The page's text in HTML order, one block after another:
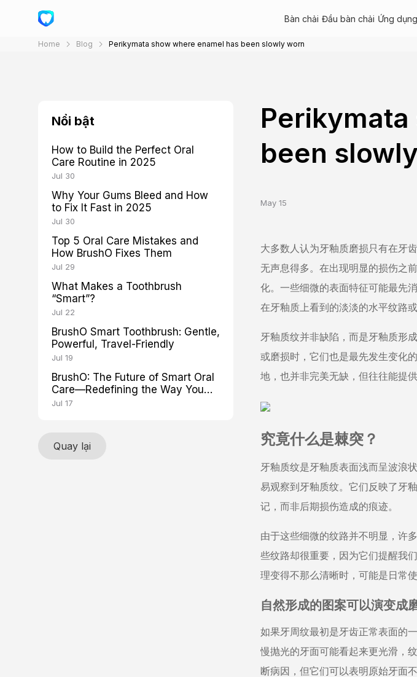
Bàn chải Đầu bàn chải Ứng
Home Blog Perikymata show where enamel has been slowly worn
Nổi bật
How to Build the Perfect Oral
Care Routine in 2025
Jul 30
Why Your Gums Bleed and How
to Fix It Fast in 2025
Jul 30
Top 5 Oral Care Mistakes and
How BrushO Fixes Them
Jul 29
What Makes a Toothbrush
“Smart”?
Jul 22
BrushO Smart Toothbrush: Gentle,
Powerful, Travel-Friendly
Jul 19
BrushO: The Future of Smart Oral
Care—Redefining the Way You
Brush
Jul 17
Quay lại
been
May 15
大多数人认为牙釉质磨损只有在牙
无声息得多。在出现明显的损伤之
化。一些细微的表面特征可能最先
在牙釉质上看到的淡淡的水平纹路或
牙釉质纹并非缺陷，而是牙釉质形
或磨损时，它们也是最先发生变化
地，也并非完美无缺，但往往能提
究竟什么是棘突？
牙釉质纹是牙釉质表面浅而呈波浪
易观察到牙釉质纹。它们反映了牙
记，而非后期损伤造成的痕迹。
由于这些细微的纹路并不明显，许
些纹路却很重要，因为它们提醒我
理变得不那么清晰时，可能是日常
自然形成的图案可以演变成
如果牙周纹最初是牙齿正常表面的
慢抛光的牙面可能看起来更光滑，
断病因，但它们可以表明原始牙面